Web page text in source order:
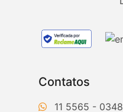
Contatos
11 5565 - 0348